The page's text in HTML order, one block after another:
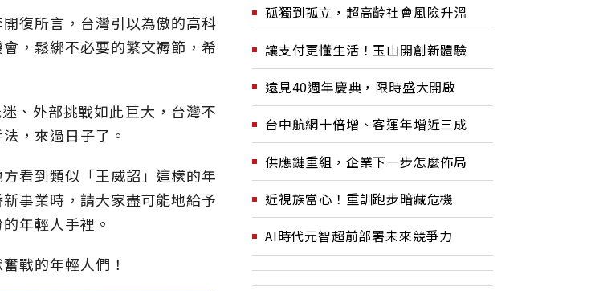
復所言，台灣引以為傲的高科
，鬆綁不必要的繁文褥節，希
、外部挑戰如此巨大，台灣不
，來過日子了。
看到類似「王威詔」這樣的年
事業時，請大家盡可能地給予
年輕人手裡。
戰的年輕人們！
孤獨到孤立，超高齡社會風險升溫
讓支付更懂生活！玉山開創新體驗
遠見40週年慶典，限時盛大開啟
台中航網十倍增、客運年增近三成
供應鏈重組，企業下一步怎麼佈局
近視族當心！重訓跑步暗藏危機
AI時代元智超前部署未來競爭力